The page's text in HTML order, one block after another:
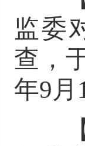
监委
查，
年9月
【